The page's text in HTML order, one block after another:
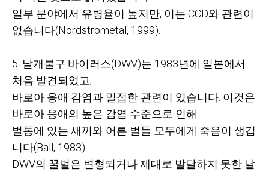
일부 분야에서 유병율이 높지만, 이는 CCD와 관련이
없습니다(Nordstrometal, 1999).
5. 날개불구 바이러스(DWV)는 1983년에 일본에서
처음 발견되었고,
바로아 응애 감염과 밀접한 관련이 있습니다 이것은
바로아 응애의 높은 감염 수준으로 인해
벌통에 있는 새끼와 어른 벌들 모두에게 죽음이 생깁
니다(Ball, 1983).
DWV의 꿀벌은 변형되거나 제대로 발달하지 못한 날